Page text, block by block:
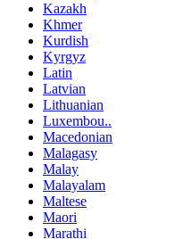
Kazakh
Khmer
Kurdish
Kyrgyz
Latin
Latvian
Lithuanian
Luxembou..
Macedonian
Malagasy
Malay
Malayalam
Maltese
Maori
Marathi